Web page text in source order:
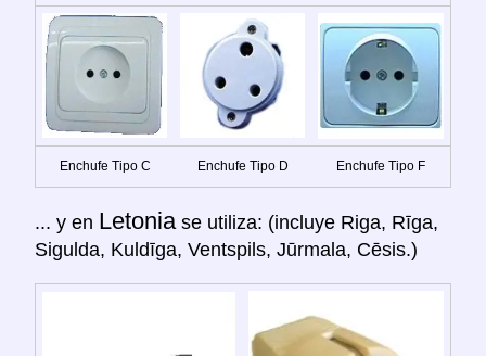
Enchufe Tipo C Enchufe Tipo D Enchufe Tipo F
... y en Letonia se utiliza: (incluye Riga, Rīga,
Sigulda, Kuldīga, Ventspils, Jūrmala, Cēsis.)